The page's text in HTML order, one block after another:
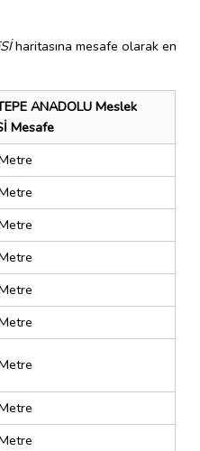
haritasına mesafe olarak en
ANADOLU Meslek
Mesafe